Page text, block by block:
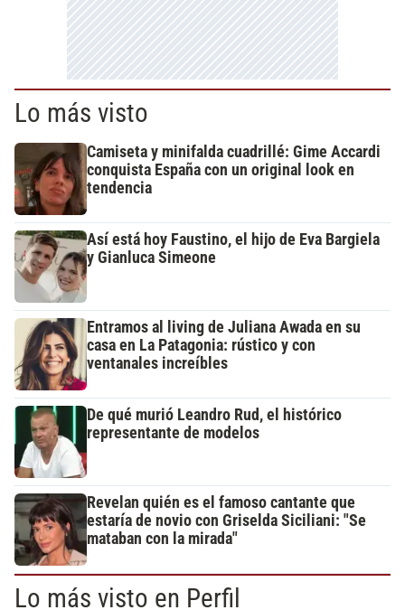
Lo más visto
Camiseta y minifalda cuadrillé: Gime Accardi
conquista España con un original look en
tendencia
Así está hoy Faustino, el hijo de Eva Bargiela
y Gianluca Simeone
Entramos al living de Juliana Awada en su
casa en La Patagonia: rústico y con
ventanales increíbles
De qué murió Leandro Rud, el histórico
representante de modelos
Revelan quién es el famoso cantante que
estaría de novio con Griselda Siciliani: "Se
mataban con la mirada"
Lo más visto en Perfil